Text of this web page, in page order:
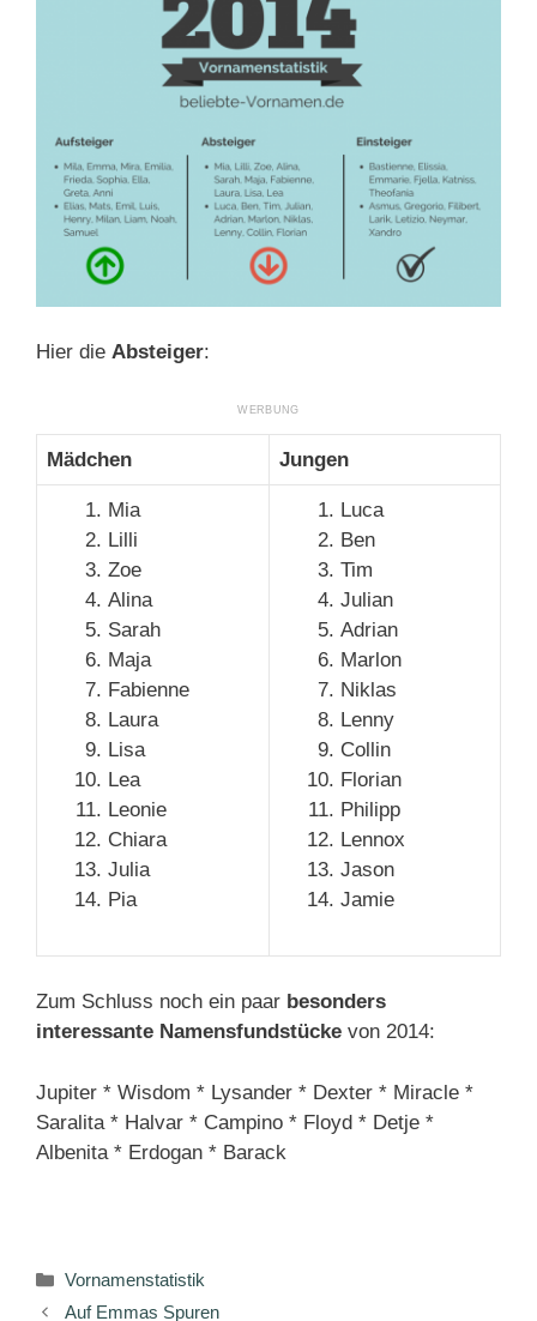
Hier die Absteiger:
Mädchen Jungen
Mia
Lilli
Zoe
Alina
Sarah
Maja
Fabienne
Laura
Lisa
Lea
Leonie
Chiara
Julia
Pia
Luca
Ben
Tim
Julian
Adrian
Marlon
Niklas
Lenny
Collin
Florian
Philipp
Lennox
Jason
Jamie
Zum Schluss noch ein paar besonders
interessante Namensfundstücke von 2014:
Jupiter * Wisdom * Lysander * Dexter * Miracle *
Saralita * Halvar * Campino * Floyd * Detje *
Albenita * Erdogan * Barack
Kategorien
Vornamenstatistik
Auf Emmas Spuren